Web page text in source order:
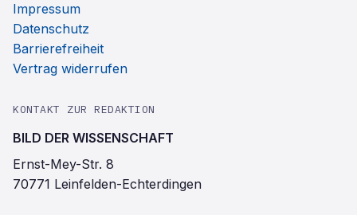
Impressum
Datenschutz
Barrierefreiheit
Vertrag widerrufen
KONTAKT ZUR REDAKTION
BILD DER WISSENSCHAFT
Ernst-Mey-Str. 8
70771 Leinfelden-Echterdingen